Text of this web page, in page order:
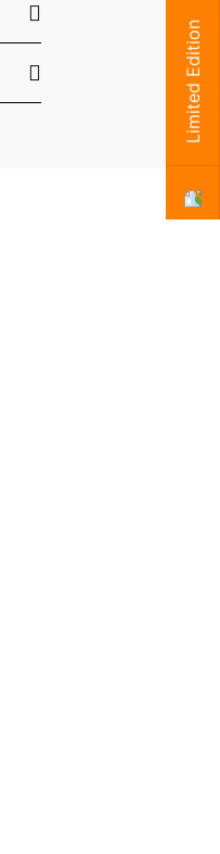
Limited Edition